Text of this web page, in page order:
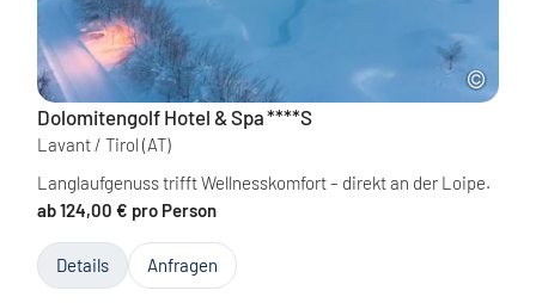
Dolomitengolf Hotel & Spa****S
Lavant / Tirol (AT)
Langlaufgenuss trifft Wellnesskomfort – direkt an der Loipe.
ab 124,00 € pro Person
Details Anfragen